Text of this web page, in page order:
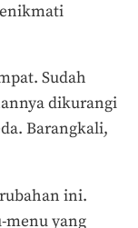
Sudah
dikurangi
Barangkali,
ini.
menu yang